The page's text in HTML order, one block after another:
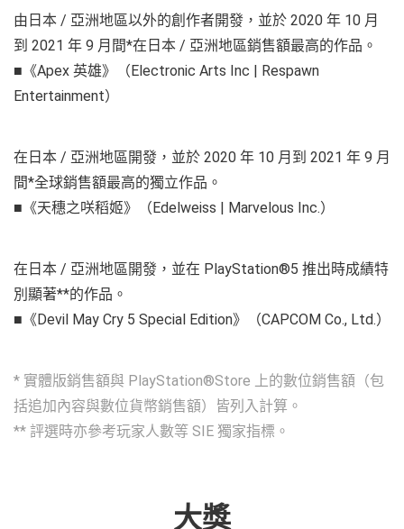
由日本 / 亞洲地區以外的創作者開發，並於 2020 年 10 月
到 2021 年 9 月間*在日本 / 亞洲地區銷售額最高的作品。
■《Apex 英雄》（Electronic Arts Inc | Respawn
Entertainment）
在日本 / 亞洲地區開發，並於 2020 年 10 月到 2021 年 9 月
間*全球銷售額最高的獨立作品。
■《天穗之咲稻姬》（Edelweiss | Marvelous Inc.）
在日本 / 亞洲地區開發，並在 PlayStation®5 推出時成績特
別顯著**的作品。
■《Devil May Cry 5 Special Edition》（CAPCOM Co., Ltd.）
* 實體版銷售額與 PlayStation®Store 上的數位銷售額（包
括追加內容與數位貨幣銷售額）皆列入計算。
** 評選時亦參考玩家人數等 SIE 獨家指標。
大獎